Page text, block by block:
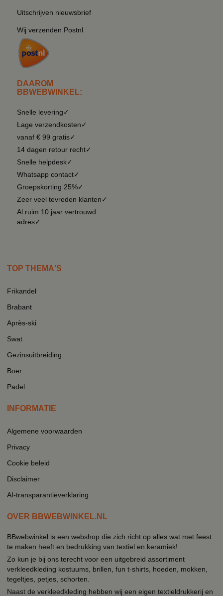
Uitschrijven nieuwsbrief
Wij verzenden Postnl
DAAROM
BBWEBWINKEL:
Snelle levering✓
Lage verzendkosten✓
vanaf € 99 gratis✓
14 dagen retour recht✓
Snelle helpdesk✓
Whatsapp contact✓
Groepskorting 25%✓
Zeer veel tevreden klanten✓
Al ruim 10 jaar vertrouwd
adres✓
TOP THEMA'S
Frikandel
Brabant
Après-ski
Swat
Gezinsuitbreiding
Boer
Padel
INFORMATIE
Algemene voorwaarden
Privacy
Cookie beleid
Disclaimer
AI-transparantieverklaring
OVER BBWEBWINKEL.NL
BBwebwinkel is een webshop die zich richt op alles wat met feest
te maken heeft en bedrukking van textiel en keramiek!
Zo kun je bij ons terecht voor een uitgebreid assortiment
verkleedkleding kostuums, brillen, fun t-shirts, hoeden, mokken,
tegeltjes, petjes, schorten.
Naast de verkleedkleding hebben wij een eigen textieldrukkerij en